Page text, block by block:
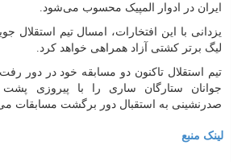
ایران در ادوار المپیک محسوب می‌شود.
یزدانی با این افتخارات، امسال تیم استقلال
لیگ برتر کشتی آزاد همراهی خواهد کرد.
تیم استقلال تاکنون دو مسابقه خود در دور
جوانان ستارگان ساری را با پیروزی
صدرنشینی به استقبال دور برگشت مسابقات
لینک منبع